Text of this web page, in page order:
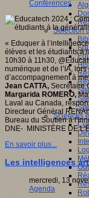
Sélection
Sciences
Conférences
« Eduquer à
élèves et les étudiants à
10h30 à 11h30,
numérique et de l’IA,
d’accompagnement à
Jean CATTA, Secrétaire
Margarida ROMERO,
Laval au Canada,
Directeur Général
Bureau du Soutien à
DNE- MINISTÈRE DE
En savoir plus...
Les intelligences
mercredi, 13
Agenda